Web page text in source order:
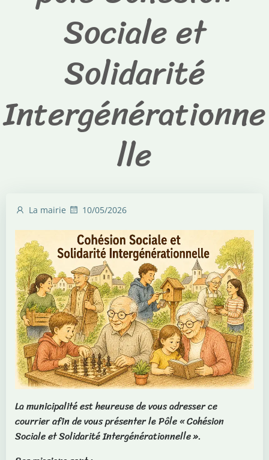
Sociale et
Solidarité
Intergénérationne
lle
La mairie 10/05/2026
La municipalité est heureuse de vous adresser ce
courrier afin de vous présenter le Pôle « Cohésion
Sociale et Solidarité Intergénérationnelle ».